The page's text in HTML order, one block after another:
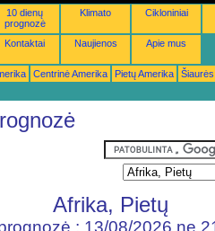
10 dienų
prognozė
Klimato Cikloniniai
Kontaktai Naujienos Apie mus
Centrinė Amerika Pietų Amerika
Afrika, Pietų
: 13/08/2026 ne